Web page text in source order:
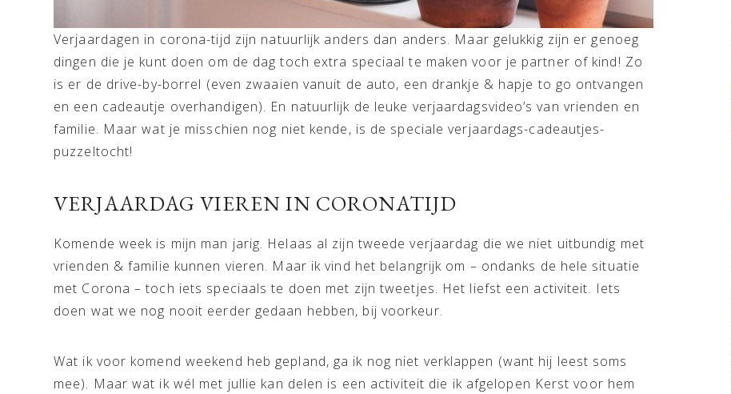
Verjaardagen in corona-tijd zijn natuurlijk anders dan anders. Maar gelukkig zijn er genoeg
dingen die je kunt doen om de dag toch extra speciaal te maken voor je partner of kind! Zo
is er de drive-by-borrel (even zwaaien vanuit de auto, een drankje & hapje to go ontvangen
en een cadeautje overhandigen). En natuurlijk de leuke verjaardagsvideo’s van vrienden en
familie. Maar wat je misschien nog niet kende, is de speciale verjaardags-cadeautjes-
puzzeltocht!
VERJAARDAG VIEREN IN CORONATIJD
Komende week is mijn man jarig. Helaas al zijn tweede verjaardag die we niet uitbundig met
vrienden & familie kunnen vieren. Maar ik vind het belangrijk om – ondanks de hele situatie
met Corona – toch iets speciaals te doen met zijn tweetjes. Het liefst een activiteit. Iets
doen wat we nog nooit eerder gedaan hebben, bij voorkeur.
Wat ik voor komend weekend heb gepland, ga ik nog niet verklappen (want hij leest soms
mee). Maar wat ik wél met jullie kan delen is een activiteit die ik afgelopen Kerst voor hem